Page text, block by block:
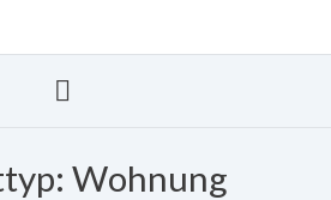
Wohnung